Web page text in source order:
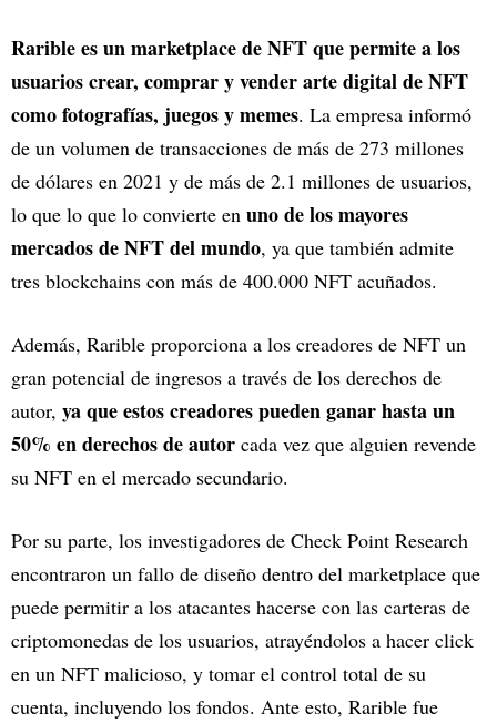
Rarible es un marketplace de NFT que permite a los
usuarios crear, comprar y vender arte digital de NFT
como fotografías, juegos y memes. La empresa informó
de un volumen de transacciones de más de 273 millones
de dólares en 2021 y de más de 2.1 millones de usuarios,
lo que lo que lo convierte en uno de los mayores
mercados de NFT del mundo, ya que también admite
tres blockchains con más de 400.000 NFT acuñados.
Además, Rarible proporciona a los creadores de NFT un
gran potencial de ingresos a través de los derechos de
autor, ya que estos creadores pueden ganar hasta un
50% en derechos de autor cada vez que alguien revende
su NFT en el mercado secundario.
Por su parte, los investigadores de Check Point Research
encontraron un fallo de diseño dentro del marketplace que
puede permitir a los atacantes hacerse con las carteras de
criptomonedas de los usuarios, atrayéndolos a hacer click
en un NFT malicioso, y tomar el control total de su
cuenta, incluyendo los fondos. Ante esto, Rarible fue